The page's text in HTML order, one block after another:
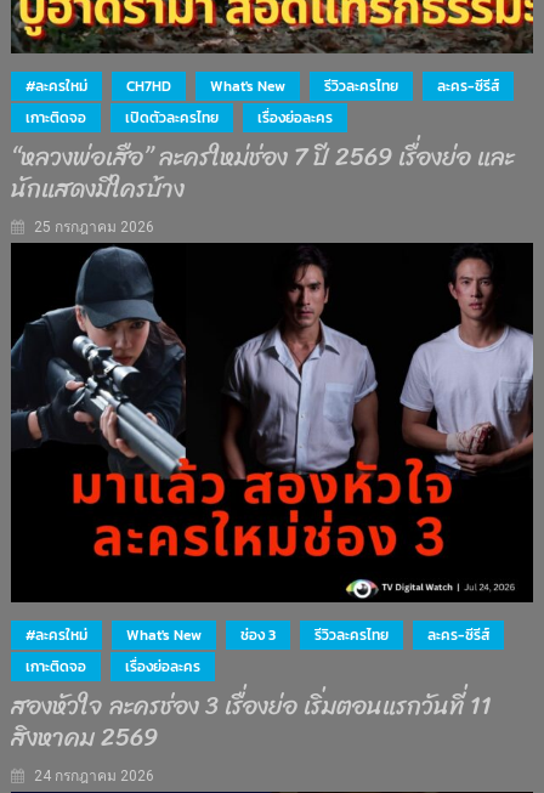
#ละครใหม่ CH7HD What's New รีวิวละครไทย
ละคร-ซีรีส์
เกาะติดจอ
เปิดตัวละครไทย เรื่องย่อละคร
“หลวงพ่อเสือ” ละครใหม่ช่อง 7 ปี 2569 เรื่องย่อ และ
นักแสดงมีใครบ้าง
25 กรกฎาคม 2026
#ละครใหม่ What's New ช่อง 3 รีวิวละครไทย
ละคร-ซีรีส์
เกาะติดจอ
เรื่องย่อละคร
สองหัวใจ ละครช่อง 3 เรื่องย่อ เริ่มตอนแรกวันที่ 11
สิงหาคม 2569
24 กรกฎาคม 2026